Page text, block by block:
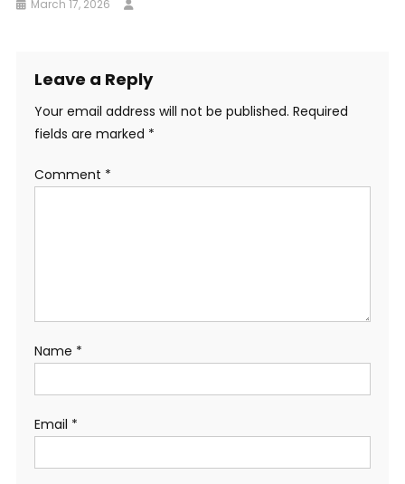
March 17, 2026
Leave a Reply
Your email address will not be published. Required
fields are marked *
Comment *
Name *
Email *